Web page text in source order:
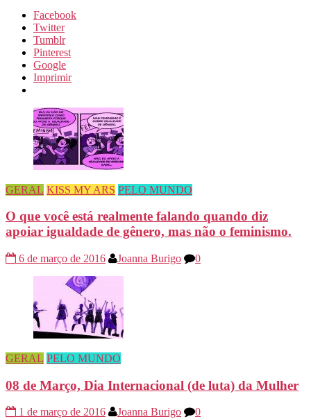
Facebook
Twitter
Tumblr
Pinterest
Google
Imprimir
GERAL KISS MY ARS PELO MUNDO
O que você está realmente falando quando diz
apoiar igualdade de gênero, mas não o feminismo.
6 de março de 2016 Joanna Burigo 0
GERAL PELO MUNDO
08 de Março, Dia Internacional (de luta) da Mulher
1 de março de 2016 Joanna Burigo 0